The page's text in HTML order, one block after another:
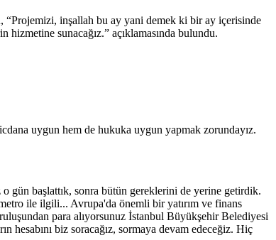
inşallah bu ay yani demek ki bir ay içerisinde
hizmetine sunacağız.” açıklamasında bulundu.
uygun hem de hukuka uygun yapmak zorundayız.
başlattık, sonra bütün gereklerini de yerine getirdik.
ile ilgili... Avrupa'da önemli bir yatırım ve finans
para alıyorsunuz İstanbul Büyükşehir Belediyesi
hesabını biz soracağız, sormaya devam edeceğiz. Hiç